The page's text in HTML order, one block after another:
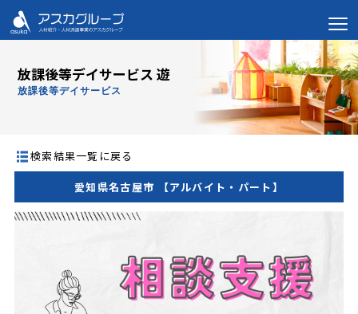
放課後等デイサービス 遊
放課後等デイサービス
検索結果一覧に戻る
愛知県名古屋市 【アルバイト・パート】